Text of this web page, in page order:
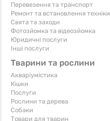
Перевезення та транспорт
Ремонт та встановлення техніки
Свята та заходи
Фотозйомка та відеозйомка
Юридичні послуги
Інші послуги
Тварини та рослини
Акваріумістика
Кішки
Послуги
Рослини та дерева
Собаки
Товари для тварин